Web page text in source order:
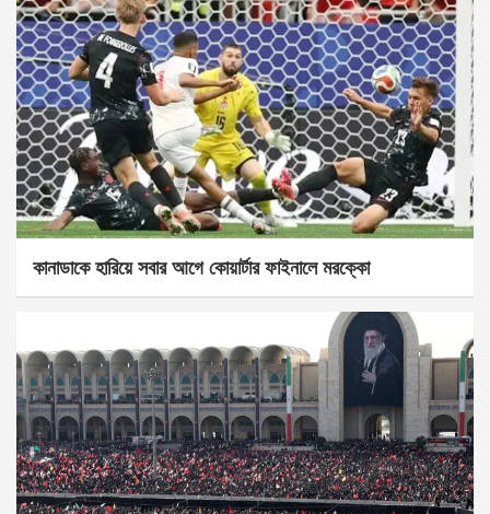
কানাডাকে হারিয়ে সবার আগে কোয়ার্টার ফাইনালে মরক্কো